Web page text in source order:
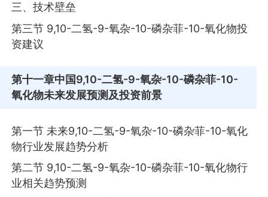
三、技术壁垒
第三节 9,10-二氢-9-氧杂-10-磷杂菲-10-氧化物投
资建议
第十一章中国9,10-二氢-9-氧杂-10-磷杂菲-10-
氧化物未来发展预测及投资前景
第一节 未来9,10-二氢-9-氧杂-10-磷杂菲-10-氧化
物行业发展趋势分析
第二节 9,10-二氢-9-氧杂-10-磷杂菲-10-氧化物行
业相关趋势预测